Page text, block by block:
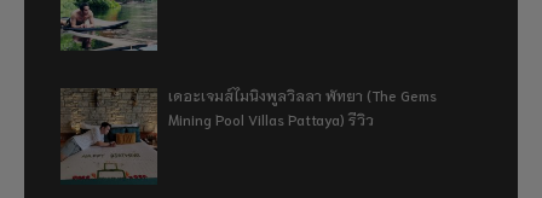
เดอะเจมส์ไมนิงพูลวิลลา พัทยา (The Gems
Mining Pool Villas Pattaya) รีวิว